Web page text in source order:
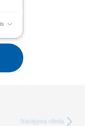
Następna oferta